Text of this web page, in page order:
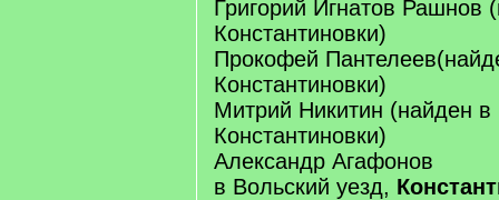
Григорий Игнатов Рашнов
Константиновки)
Прокофей
Константиновки)
Митрий Никитин (найден
Константиновки)
Александр Агафонов
в Вольский уезд,